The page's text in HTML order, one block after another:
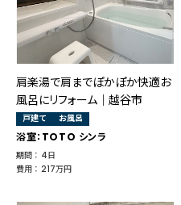
肩楽湯で肩までぽかぽか快適お
風呂にリフォーム｜越谷市
戸建て お風呂
浴室：TOTO シンラ
期間 ： 4日
費用 ： 217万円